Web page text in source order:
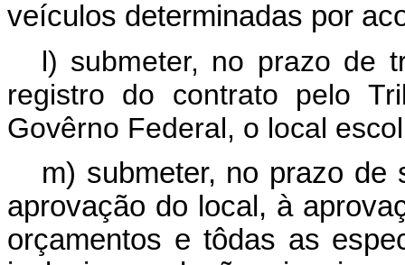
veículos determinadas por
l) submeter, no prazo de
registro do contrato pelo
Govêrno Federal, o local
m) submeter, no prazo
aprovação do local, à
orçamentos e tôdas as